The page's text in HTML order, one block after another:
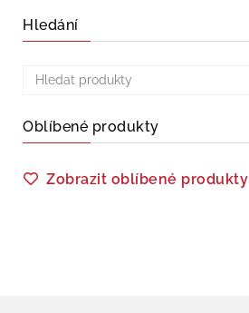
Hledání
Oblíbené produkty
Zobrazit oblíbené produkty